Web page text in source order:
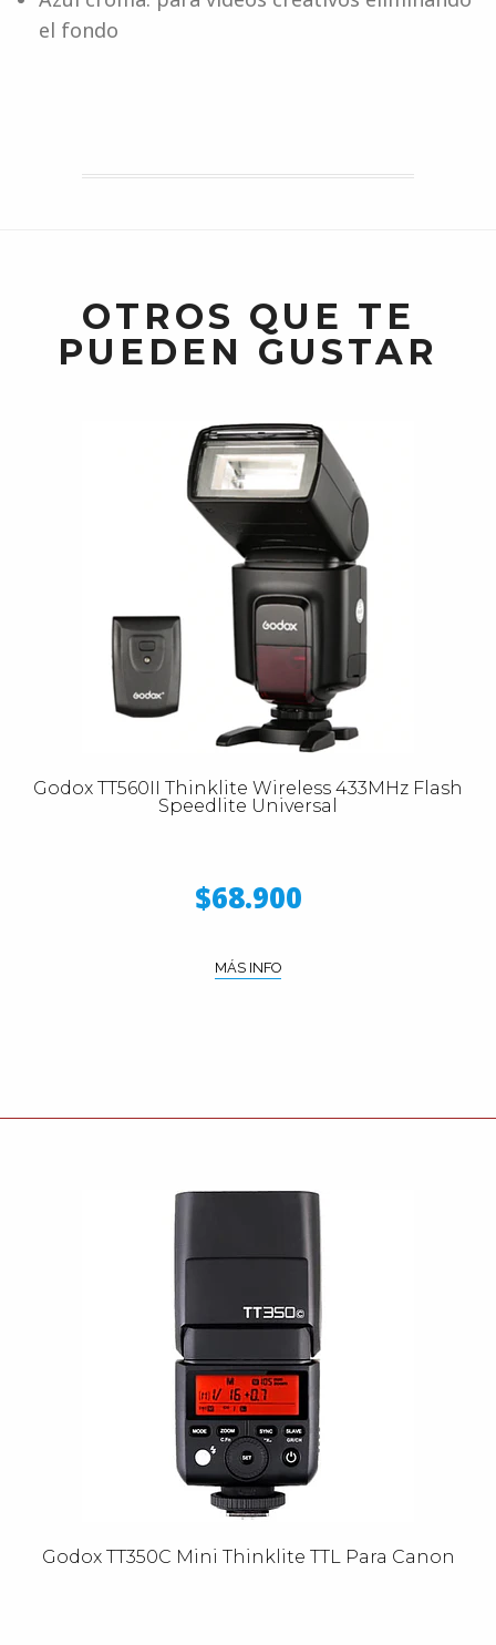
el fondo
OTROS QUE TE
PUEDEN GUSTAR
Godox TT560II Thinklite Wireless 433MHz Flash
Speedlite Universal
$68.900
MÁS INFO
Godox TT350C Mini Thinklite TTL Para Canon